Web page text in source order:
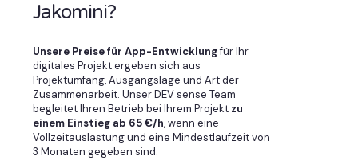
Jakomini?
Unsere Preise für App-Entwicklungfür Ihr
digitales Projekt ergeben sich aus
Projektumfang, Ausgangslage und Art der
Zusammenarbeit. Unser DEV sense Team
begleitet Ihren Betrieb bei Ihrem Projekt zu
einem Einstieg ab 65 €/h, wenn eine
Vollzeitauslastung und eine Mindestlaufzeit von
3 Monaten gegeben sind.